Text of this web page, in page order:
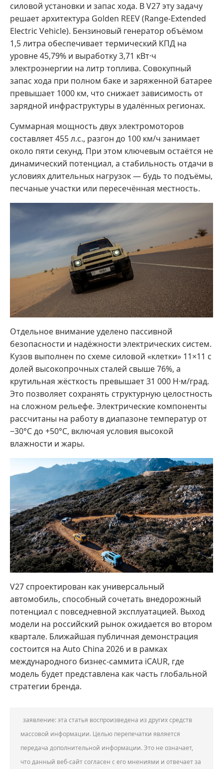
силовой установки и запас хода. В V27 эту задачу
решает архитектура Golden REEV (Range-Extended
Electric Vehicle). Бензиновый генератор объёмом
1,5 литра обеспечивает термический КПД на
уровне 45,79% и выработку 3,71 кВт·ч
электроэнергии на литр топлива. Совокупный
запас хода при полном баке и заряженной батарее
превышает 1000 км, что снижает зависимость от
зарядной инфраструктуры в удалённых регионах.
Суммарная мощность двух электромоторов
составляет 455 л.с., разгон до 100 км/ч занимает
около пяти секунд. При этом ключевым остаётся не
динамический потенциал, а стабильность отдачи в
условиях длительных нагрузок — будь то подъёмы,
песчаные участки или пересечённая местность.
Отдельное внимание уделено пассивной
безопасности и надёжности электрических систем.
Кузов выполнен по схеме силовой «клетки» 11×11 с
долей высокопрочных сталей свыше 76%, а
крутильная жёсткость превышает 31 000 Н·м/град.
Это позволяет сохранять структурную целостность
на сложном рельефе. Электрические компоненты
рассчитаны на работу в диапазоне температур от
−30°C до +50°C, включая условия высокой
влажности и жары.
V27 спроектирован как универсальный
автомобиль, способный сочетать внедорожный
потенциал с повседневной эксплуатацией. Выход
модели на российский рынок ожидается во втором
квартале. Ближайшая публичная демонстрация
состоится на Auto China 2026 и в рамках
международного бизнес-саммита iCAUR, где
модель будет представлена как часть глобальной
стратегии бренда.
заявление: эта статья воспроизведена из других средств
массовой информации. Целью перепечатки является
передача дополнительной информации. Это не означает,
что данный веб-сайт согласен с его мнениями и отвечает за